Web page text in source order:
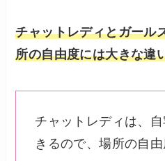
チャットレディとガール
所の自由度には大きな違
チャットレディは、
きるので、場所の自由